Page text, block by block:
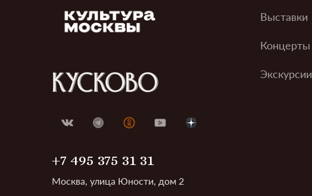
+7 495 375 31 31
Москва, улица Юности, дом 2
Выставки
Концерты
Экскурсии